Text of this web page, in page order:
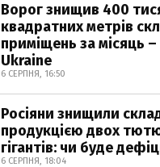
Ворог знищив 400
квадратних метрів
приміщень за місяць
Ukraine
6 СЕРПНЯ, 16:50
Росіяни знищили
продукцією двох
гігантів: чи буде
6 СЕРПНЯ, 18:04